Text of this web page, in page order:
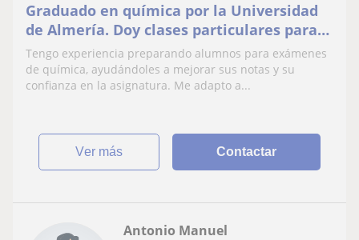
Graduado en química por la Universidad
de Almería. Doy clases particulares para
ESO, Bachillerato y universidad.
Tengo experiencia preparando alumnos para exámenes
de química, ayudándoles a mejorar sus notas y su
confianza en la asignatura. Me adapto a...
ver más Contactar
Antonio Manuel